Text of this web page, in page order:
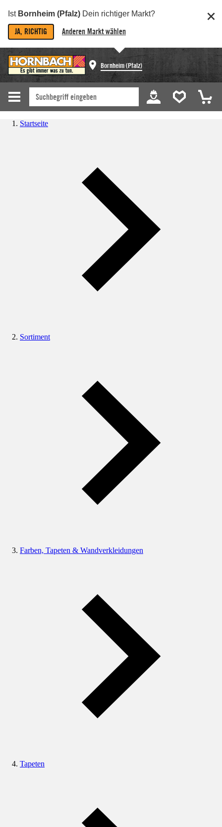
Ist Bornheim (Pfalz) Dein richtiger Markt?
JA, RICHTIG Anderen Markt wählen
Bornheim (Pfalz)
Startseite
Sortiment
Farben, Tapeten & Wandverkleidungen
Tapeten